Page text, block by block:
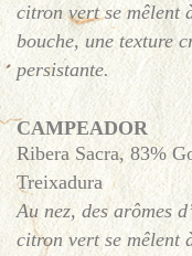
citron vert se mêlent
bouche, une texture
persistante.
CAMPEADOR
Ribera Sacra, 83%
Treixadura
Au nez, des arômes
citron vert se mêlent